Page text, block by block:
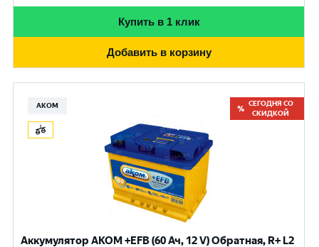
Купить в 1 клик
Добавить в корзину
АКОМ
СЕГОДНЯ СО
СКИДКОЙ
Аккумулятор AKOM +EFB (60 Ач, 12 V) Обратная, R+ L2